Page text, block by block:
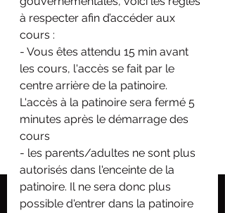
à respecter afin d’accéder aux
cours :
- Vous êtes attendu 15 min avant
les cours, l'accès se fait par le
centre arrière de la patinoire.
L'accès à la patinoire sera fermé 5
minutes après le démarrage des
cours
- les parents/adultes ne sont plus
autorisés dans l'enceinte de la
patinoire. Il ne sera donc plus
possible d'entrer dans la patinoire